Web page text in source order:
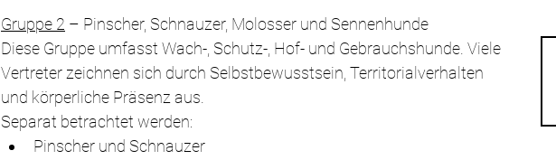
Gruppe 2 – Pinscher, Schnauzer, Molosser und Sennenhunde
Diese Gruppe umfasst Wach-, Schutz-, Hof- und Gebrauchshunde. Viele
Vertreter zeichnen sich durch Selbstbewusstsein, Territorialverhalten
und körperliche Präsenz aus.
Separat betrachtet werden:
Pinscher und Schnauzer